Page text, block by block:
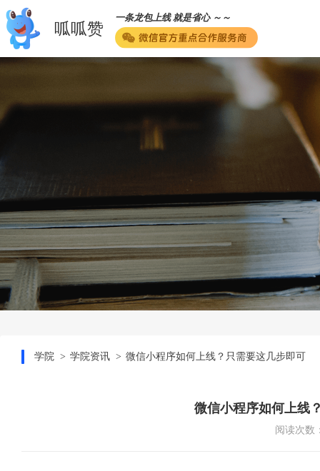
呱呱赞
一条龙包上线 就是省心 ～～
学院 学院资讯 微信小程序如何上线？只需要这几步即可
微信小程序如何上线
阅读次数